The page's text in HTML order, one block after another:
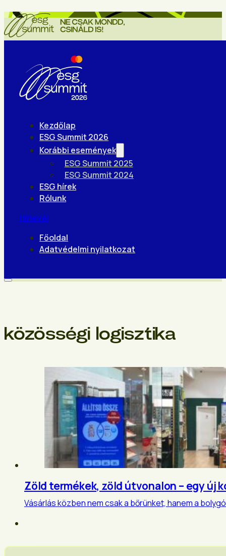
Kezdőlap
ESG Summit 2026
Korábbi események
ESG Summit 2025
ESG Summit 2024
ESG hírek
Rólunk
Hírlevél
Főoldal
Adatvédelmi nyilatkozat
közösségi logisztika
Zöld termékek, zöld útvonalon – egy új
Vásárlás közben nem csak a bőrünket, hanem a